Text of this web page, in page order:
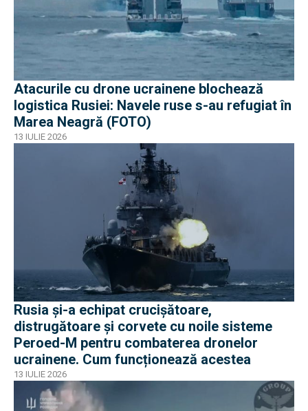
Atacurile cu drone ucrainene blochează
logistica Rusiei: Navele ruse s-au refugiat în
Marea Neagră (FOTO)
13 IULIE 2026
Rusia și-a echipat crucișătoare,
distrugătoare și corvete cu noile sisteme
Peroed-M pentru combaterea dronelor
ucrainene. Cum funcționează acestea
13 IULIE 2026